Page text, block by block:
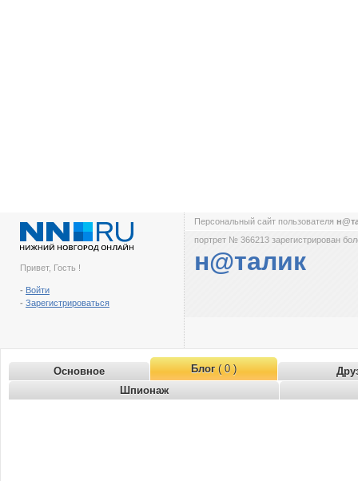
Привет, Гость !
- Войти
- Зарегистрироваться
Персональный сайт пользователя
портрет № 366213 зарегистрирован
н@талик
Основное Блог( 0 )
Шпионаж